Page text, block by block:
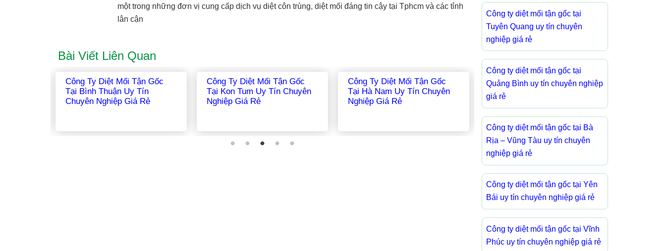
một trong những đơn vị cung cấp dịch vụ diệt côn trùng, diệt mối đáng tin cậy tại Tphcm và các tỉnh
lân cận
Bài Viết Liên Quan
Công Ty Diệt Mối Tận Gốc
Tại Hà Nam Uy Tín Chuyên
Nghiệp Giá Rẻ
Công Ty Diệt Mối Tận Gốc
Tại Long An Uy Tín Chuyên
Nghiệp Giá Rẻ
Công Ty Diệt Mối Tận Gốc
Tại Hậu Giang Uy Tín Chuyên
Nghiệp Giá Rẻ
Công Ty Diệt Mối Tận Gốc
Tại Bắc Ninh Uy Tín Chuyên
Nghiệp Giá Rẻ
Công ty diệt mối tận gốc tại
Tuyên Quang uy tín chuyên
nghiệp giá rẻ
Công ty diệt mối tận gốc tại
Quảng Bình uy tín chuyên nghiệp
giá rẻ
Công ty diệt mối tận gốc tại Bà
Rịa – Vũng Tàu uy tín chuyên
nghiệp giá rẻ
Công ty diệt mối tận gốc tại Yên
Bái uy tín chuyên nghiệp giá rẻ
Công ty diệt mối tận gốc tại Vĩnh
Phúc uy tín chuyên nghiệp giá rẻ